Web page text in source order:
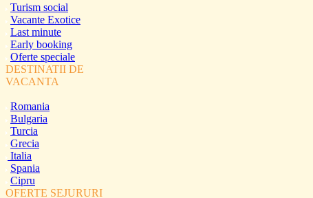
Turism social
Vacante Exotice
Last minute
Early booking
Oferte speciale
DESTINATII DE
VACANTA
Romania
Bulgaria
Turcia
Grecia
Italia
Spania
Cipru
OFERTE SEJURURI